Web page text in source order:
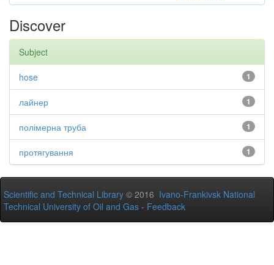
Discover
Subject
1
hose
1
лайнер
1
полімерна труба
1
протягування
Scientific and Technical Library © 2016 Ivano-Frankivsk National
Technical University of Oil and Gas - Feedback